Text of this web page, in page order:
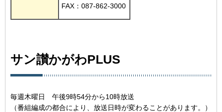
FAX：087-862-3000
サン讃かがわPLUS
毎週木曜日 午後9時54分から10時放送
（番組編成の都合により、放送日時が変わることがあります。）